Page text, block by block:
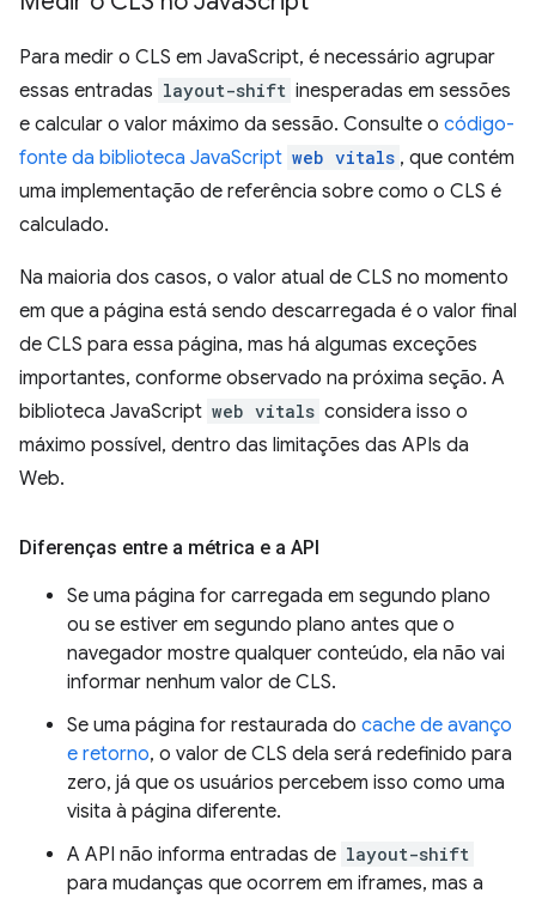
Para medir o CLS em JavaScript, é necessário agrupar
essas entradas layout-shift inesperadas em sessões
e calcular o valor máximo da sessão. Consulte o código-
fonte da biblioteca JavaScript web vitals , que contém
uma implementação de referência sobre como o CLS é
calculado.
Na maioria dos casos, o valor atual de CLS no momento
em que a página está sendo descarregada é o valor final
de CLS para essa página, mas há algumas exceções
importantes, conforme observado na próxima seção. A
biblioteca JavaScript web vitals considera isso o
máximo possível, dentro das limitações das APIs da
Web.
Diferenças entre a métrica e a API
Se uma página for carregada em segundo plano
ou se estiver em segundo plano antes que o
navegador mostre qualquer conteúdo, ela não vai
informar nenhum valor de CLS.
Se uma página for restaurada do cache de avanço
e retorno, o valor de CLS dela será redefinido para
zero, já que os usuários percebem isso como uma
visita à página diferente.
A API não informa entradas de layout-shift
para mudanças que ocorrem em iframes, mas a